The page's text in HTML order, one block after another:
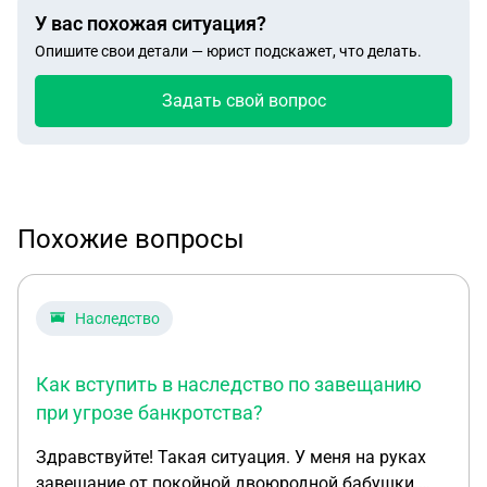
У вас похожая ситуация?
Опишите свои детали — юрист подскажет, что делать.
Задать свой вопрос
Похожие вопросы
Наследство
Как вступить в наследство по завещанию
при угрозе банкротства?
Здравствуйте! Такая ситуация. У меня на руках